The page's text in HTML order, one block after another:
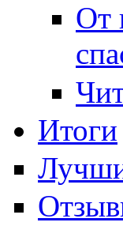
От
Итоги